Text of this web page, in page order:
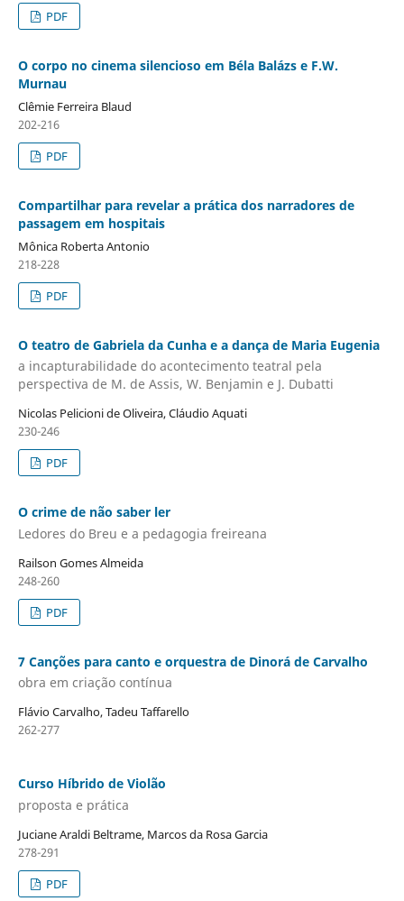
PDF
O corpo no cinema silencioso em Béla Balázs e F.W.
Murnau
Clêmie Ferreira Blaud
202-216
PDF
Compartilhar para revelar a prática dos narradores de
passagem em hospitais
Mônica Roberta Antonio
218-228
PDF
O teatro de Gabriela da Cunha e a dança de Maria Eugenia
a incapturabilidade do acontecimento teatral pela
perspectiva de M. de Assis, W. Benjamin e J. Dubatti
Nicolas Pelicioni de Oliveira, Cláudio Aquati
230-246
PDF
O crime de não saber ler
Ledores do Breu e a pedagogia freireana
Railson Gomes Almeida
248-260
PDF
7 Canções para canto e orquestra de Dinorá de Carvalho
obra em criação contínua
Flávio Carvalho, Tadeu Taffarello
262-277
Curso Híbrido de Violão
proposta e prática
Juciane Araldi Beltrame, Marcos da Rosa Garcia
278-291
PDF